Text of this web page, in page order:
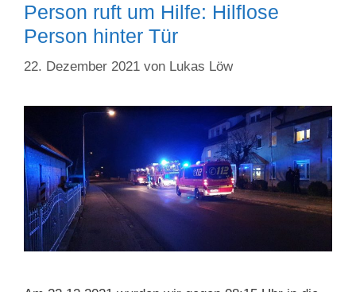
Person ruft um Hilfe: Hilflose
Person hinter Tür
22. Dezember 2021 von Lukas Löw